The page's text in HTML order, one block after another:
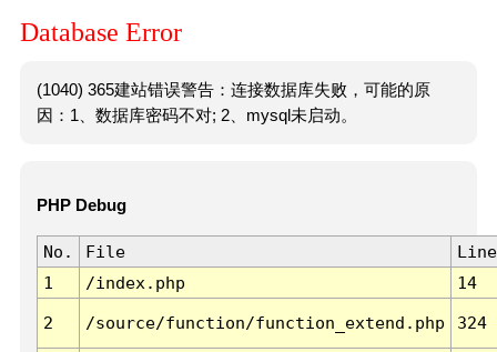
Database Error
(1040) 365建站错误警告：连接数据库失败，可能的原
因：1、数据库密码不对; 2、mysql未启动。
PHP Debug
No. File
Line
1
/index.php 14
2 /source/function/function_extend.php 324